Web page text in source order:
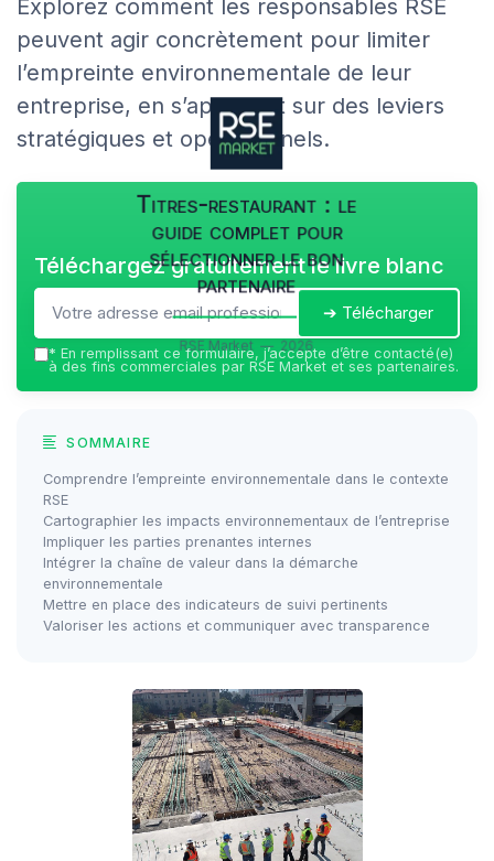
Explorez comment les responsables RSE
peuvent agir concrètement pour limiter
l’empreinte environnementale de leur
entreprise, en s’appuyant sur des leviers
stratégiques et opérationnels.
Titres-restaurant : le
guide complet pour
sélectionner le bon
partenaire
RSE Market — 2026
Téléchargez gratuitement le livre blanc
➔ Télécharger
* En remplissant ce formulaire, j’accepte d’être contacté(e)
à des fins commerciales par RSE Market et ses partenaires.
SOMMAIRE
Comprendre l’empreinte environnementale dans le contexte
RSE
Cartographier les impacts environnementaux de l’entreprise
Impliquer les parties prenantes internes
Intégrer la chaîne de valeur dans la démarche
environnementale
Mettre en place des indicateurs de suivi pertinents
Valoriser les actions et communiquer avec transparence